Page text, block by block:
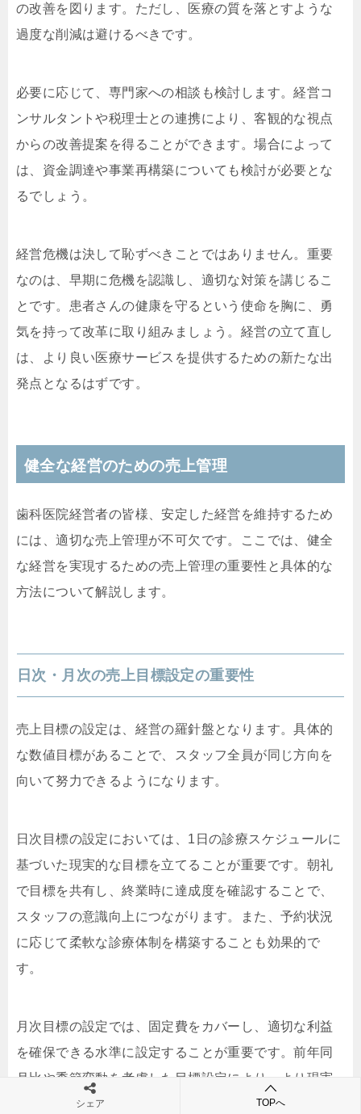
の改善を図ります。ただし、医療の質を落とすような
過度な削減は避けるべきです。
必要に応じて、専門家への相談も検討します。経営コ
ンサルタントや税理士との連携により、客観的な視点
からの改善提案を得ることができます。場合によって
は、資金調達や事業再構築についても検討が必要とな
るでしょう。
経営危機は決して恥ずべきことではありません。重要
なのは、早期に危機を認識し、適切な対策を講じるこ
とです。患者さんの健康を守るという使命を胸に、勇
気を持って改革に取り組みましょう。経営の立て直し
は、より良い医療サービスを提供するための新たな出
発点となるはずです。
健全な経営のための売上管理
歯科医院経営者の皆様、安定した経営を維持するため
には、適切な売上管理が不可欠です。ここでは、健全
な経営を実現するための売上管理の重要性と具体的な
方法について解説します。
日次・月次の売上目標設定の重要性
売上目標の設定は、経営の羅針盤となります。具体的
な数値目標があることで、スタッフ全員が同じ方向を
向いて努力できるようになります。
日次目標の設定においては、1日の診療スケジュールに
基づいた現実的な目標を立てることが重要です。朝礼
で目標を共有し、終業時に達成度を確認することで、
スタッフの意識向上につながります。また、予約状況
に応じて柔軟な診療体制を構築することも効果的で
す。
月次目標の設定では、固定費をカバーし、適切な利益
を確保できる水準に設定することが重要です。前年同
月比や季節変動を考慮した目標設定により、より現実
的な経営計画を立てることができます。さらに、スタ
シェア TOPへ